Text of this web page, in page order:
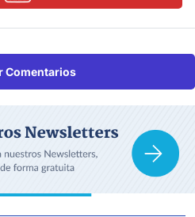
Comentarios